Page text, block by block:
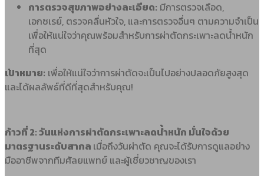
การตรวจสุขภาพอย่างละเอียด: มีการตรวจเลือด,
เอกซเรย์, ตรวจคลื่นหัวใจ, และการตรวจอื่นๆ ตามความจำเป็น
เพื่อให้แน่ใจว่าคุณพร้อมสำหรับการผ่าตัดกระเพาะลดน้ำหนัก
ที่สุด
เป้าหมาย: เพื่อให้แน่ใจว่าการผ่าตัดจะเป็นไปอย่างปลอดภัยสูงสุด
และได้ผลลัพธ์ที่ดีที่สุดสำหรับคุณ!
ก้าวที่ 2: วันแห่งการผ่าตัดกระเพาะลดน้ำหนัก มั่นใจด้วย
มาตรฐานระดับสากล เมื่อถึงวันผ่าตัด คุณจะได้รับการดูแลอย่าง
มืออาชีพจากทีมศัลยแพทย์ และผู้เชี่ยวชาญของเรา